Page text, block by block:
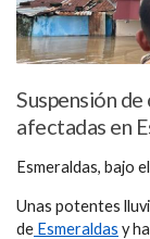
Suspensión de
afectadas en
Esmeraldas, bajo
Unas potentes
de Esmeraldas y